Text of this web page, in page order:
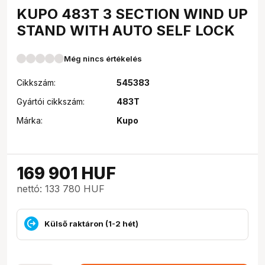
KUPO 483T 3 SECTION WIND UP
STAND WITH AUTO SELF LOCK
Még nincs értékelés
Cikkszám:
545383
Gyártói cikkszám:
483T
Márka:
Kupo
169 901 HUF
nettó: 133 780 HUF
Külső raktáron (1-2 hét)